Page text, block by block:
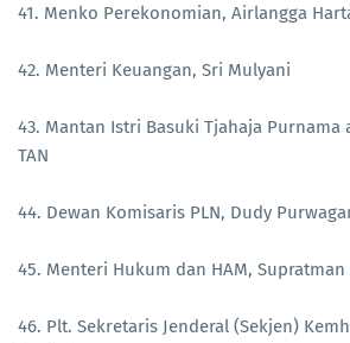
41. Menko Perekonomian, Airlangga
42. Menteri Keuangan, Sri Mulyani
43. Mantan Istri Basuki Tjahaja Purnama
TAN
44. Dewan Komisaris PLN, Dudy
45. Menteri Hukum dan HAM, Supratman
46. Plt. Sekretaris Jenderal (Sekjen)